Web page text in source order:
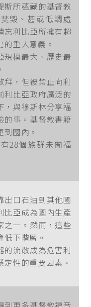
斯所蘊藏的基督教
毀、甚或低調處
忘利比亞所擁有超
重大意義。
規模最大、歷史最
拜，但被禁止向利
利比亞政府廣泛的
，與穆斯林分享福
的事。基督教書籍
國內。
28個族群未聞福
出口石油到其他國
比亞成為國內生產
之一。然而，這些
下階層。
的流散成為危害利
性的重要因素。